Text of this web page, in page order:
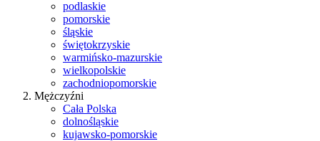
podlaskie
pomorskie
śląskie
świętokrzyskie
warmińsko-mazurskie
wielkopolskie
zachodniopomorskie
Mężczyźni
Cała Polska
dolnośląskie
kujawsko-pomorskie